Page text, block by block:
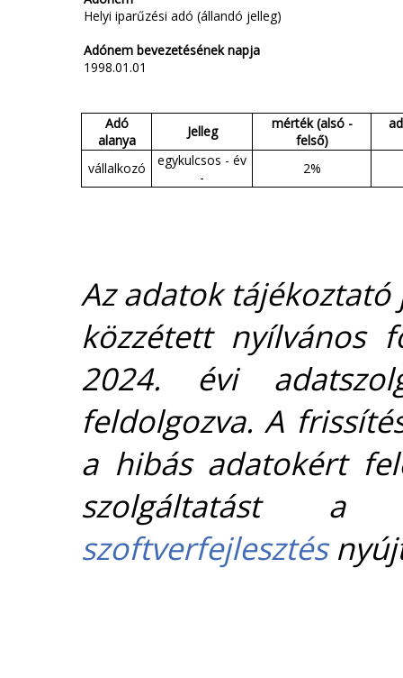
Helyi iparűzési adó (állandó jelleg)
Adónem bevezetésének napja
1998.01.01
Adó
alanya
Jelleg
mérték (alsó -
felső)
vállalkozó
egykulcsos - év
-
2%
Az adatok
közzétett nyílvános
2024. évi
feldolgozva. A
a hibás adatokért
szolgáltatást
szoftverfejlesztés